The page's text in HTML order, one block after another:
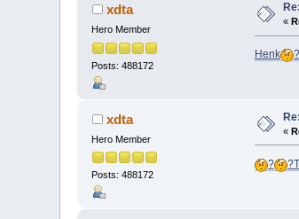
xdta
Hero Member
Posts: 488172
«
Henk ?
xdta
Hero Member
Posts: 488172
«
? ?